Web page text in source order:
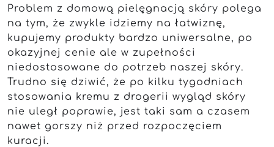
Problem z domową pielęgnacją skóry polega
na tym, że zwykle idziemy na łatwiznę,
kupujemy produkty bardzo uniwersalne, po
okazyjnej cenie ale w zupełności
niedostosowane do potrzeb naszej skóry.
Trudno się dziwić, że po kilku tygodniach
stosowania kremu z drogerii wygląd skóry
nie uległ poprawie, jest taki sam a czasem
nawet gorszy niż przed rozpoczęciem
kuracji.